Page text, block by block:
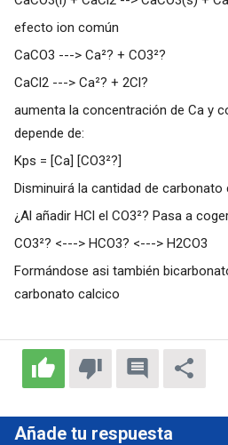
efecto ion común
CaCO3 ---> Ca²? + CO3²?
CaCl2 ---> Ca²? + 2Cl?
aumenta la concentración de Ca y
depende de:
Kps = [Ca] [CO3²?]
Disminuirá la cantidad de
¿Al añadir HCl el CO3²? Pasa a
CO3²? <---> HCO3? <---> H2CO3
Formándose asi también
carbonato calcico
Añade tu respuesta